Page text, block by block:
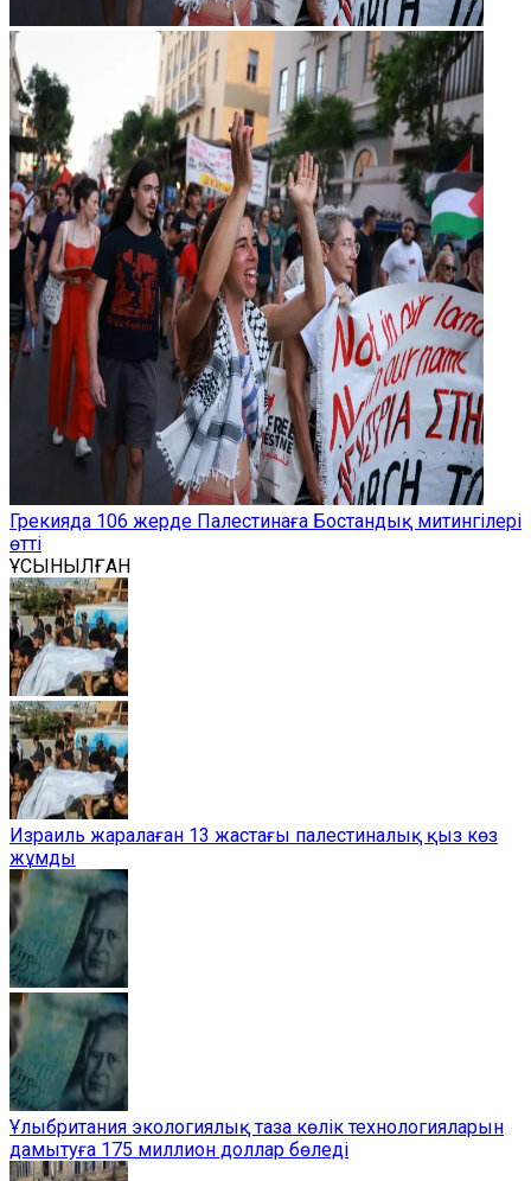
Грекияда 106 жерде Палестинаға Бостандық митингілері
өтті
ҰСЫНЫЛҒАН
Израиль жаралаған 13 жастағы палестиналық қыз көз
жұмды
Ұлыбритания экологиялық таза көлік технологияларын
дамытуға 175 миллион доллар бөледі